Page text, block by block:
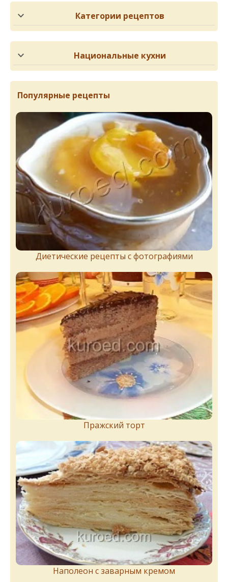
Категории рецептов
Национальные кухни
Популярные рецепты
Диетические рецепты с фотографиями
Пражский торт
Наполеон с заварным кремом